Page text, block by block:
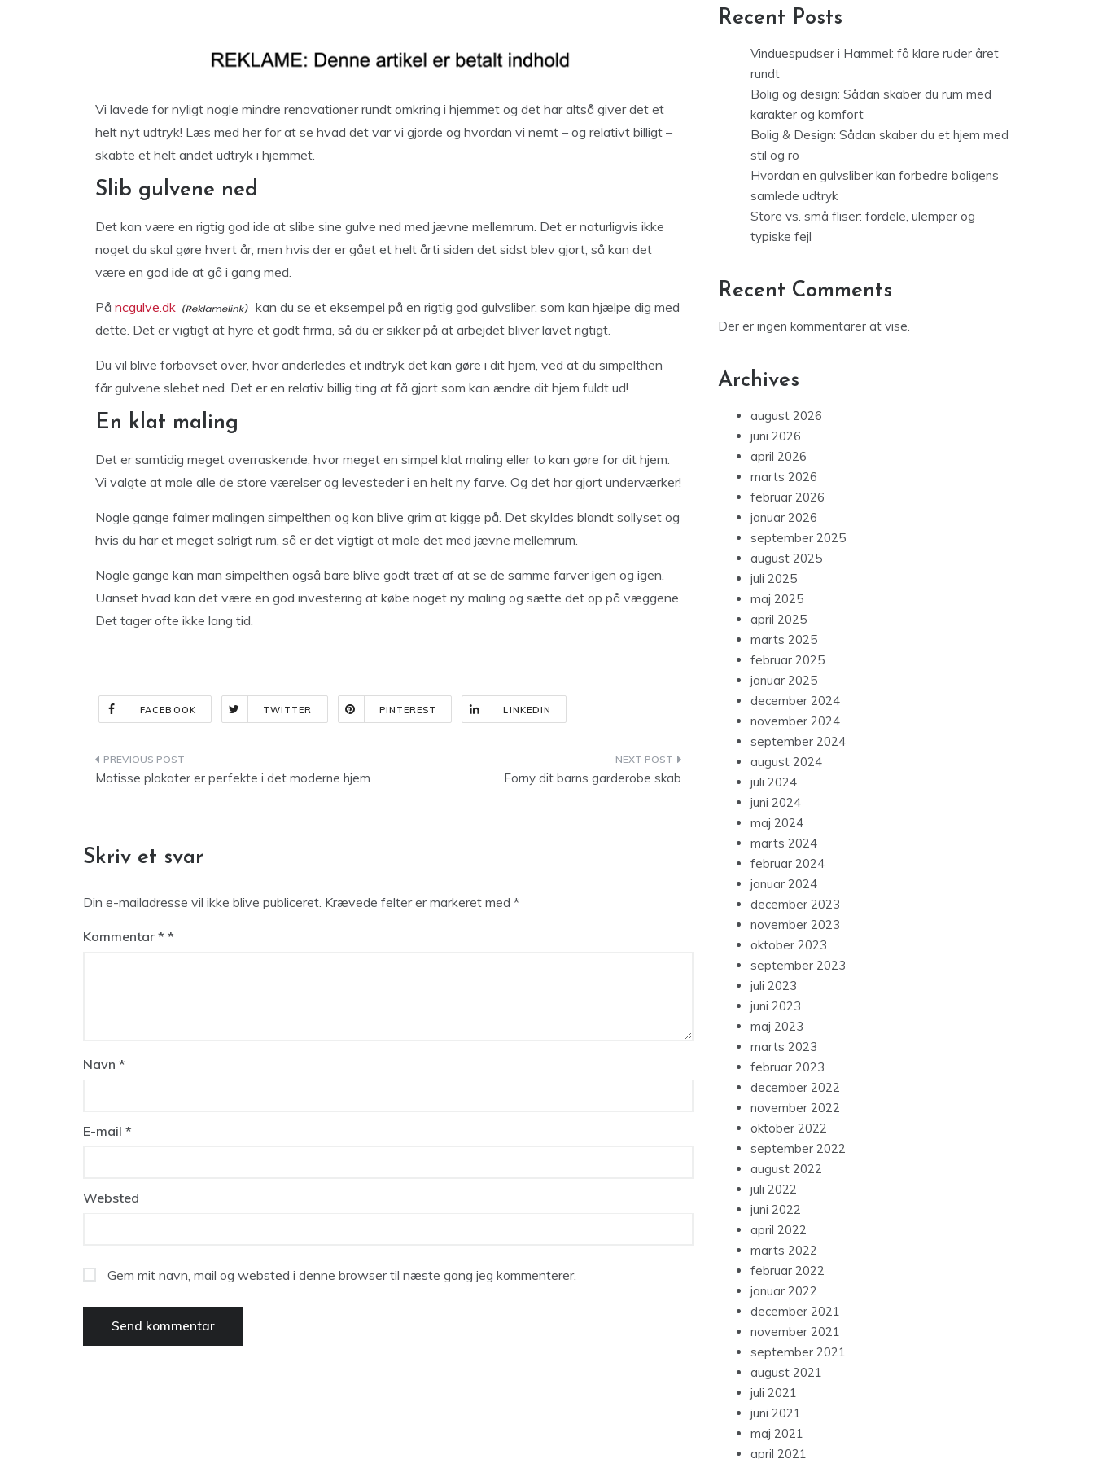
Vi lavede for nyligt nogle mindre renovationer rundt omkring i hjemmet og det har altså giver det et
helt nyt udtryk! Læs med her for at se hvad det var vi gjorde og hvordan vi nemt – og relativt billigt –
skabte et helt andet udtryk i hjemmet.
Slib gulvene ned
Det kan være en rigtig god ide at slibe sine gulve ned med jævne mellemrum. Det er naturligvis ikke
noget du skal gøre hvert år, men hvis der er gået et helt årti siden det sidst blev gjort, så kan det
være en god ide at gå i gang med.
På ncgulve.dk
kan du se et eksempel på en rigtig god gulvsliber, som kan hjælpe dig med
dette. Det er vigtigt at hyre et godt firma, så du er sikker på at arbejdet bliver lavet rigtigt.
Du vil blive forbavset over, hvor anderledes et indtryk det kan gøre i dit hjem, ved at du simpelthen
får gulvene slebet ned. Det er en relativ billig ting at få gjort som kan ændre dit hjem fuldt ud!
En klat maling
Det er samtidig meget overraskende, hvor meget en simpel klat maling eller to kan gøre for dit hjem.
Vi valgte at male alle de store værelser og levesteder i en helt ny farve. Og det har gjort underværker!
Nogle gange falmer malingen simpelthen og kan blive grim at kigge på. Det skyldes blandt sollyset og
hvis du har et meget solrigt rum, så er det vigtigt at male det med jævne mellemrum.
Nogle gange kan man simpelthen også bare blive godt træt af at se de samme farver igen og igen.
Uanset hvad kan det være en god investering at købe noget ny maling og sætte det op på væggene.
Det tager ofte ikke lang tid.
FACEBOOK TWITTER PINTEREST LINKEDIN
Indlægsnavigation
Matisse plakater er perfekte i det moderne hjem Forny dit barns garderobe skab
Skriv et svar
Din e-mailadresse vil ikke blive publiceret. Krævede felter er markeret med *
Kommentar *
Navn *
E-mail *
Websted
Gem mit navn, mail og websted i denne browser til næste gang jeg kommenterer.
Recent Posts
Vinduespudser i Hammel: få klare ruder året
rundt
Bolig og design: Sådan skaber du rum med
karakter og komfort
Bolig & Design: Sådan skaber du et hjem med
stil og ro
Hvordan en gulvsliber kan forbedre boligens
samlede udtryk
Store vs. små fliser: fordele, ulemper og
typiske fejl
Recent Comments
Der er ingen kommentarer at vise.
Archives
august 2026
juni 2026
april 2026
marts 2026
februar 2026
januar 2026
september 2025
august 2025
juli 2025
maj 2025
april 2025
marts 2025
februar 2025
januar 2025
december 2024
november 2024
september 2024
august 2024
juli 2024
juni 2024
maj 2024
marts 2024
februar 2024
januar 2024
december 2023
november 2023
oktober 2023
september 2023
juli 2023
juni 2023
maj 2023
marts 2023
februar 2023
december 2022
november 2022
oktober 2022
september 2022
august 2022
juli 2022
juni 2022
april 2022
marts 2022
februar 2022
januar 2022
december 2021
november 2021
september 2021
august 2021
juli 2021
juni 2021
maj 2021
april 2021